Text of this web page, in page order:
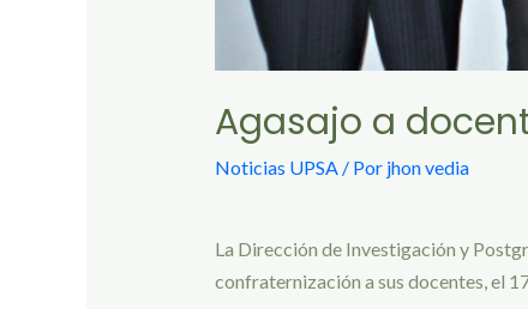
Agasajo a
Noticias UPSA/ Por jhon vedia
La Dirección de Investigación y
confraternización a sus docentes, el